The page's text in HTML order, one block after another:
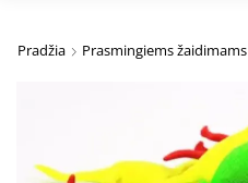
Pradžia Prasmingiems žaidimams